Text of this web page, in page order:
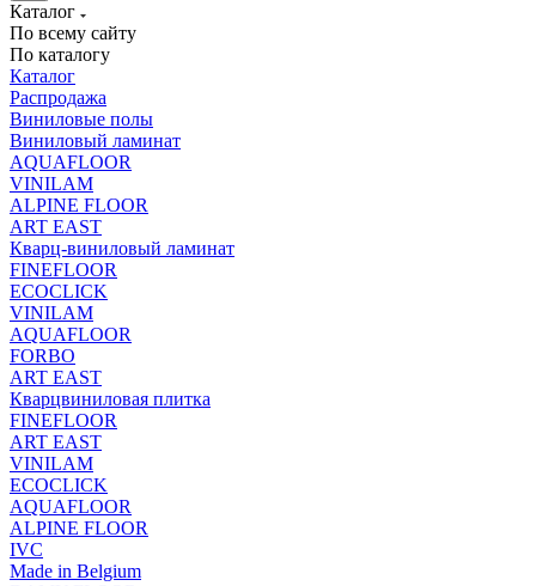
Каталог
По всему сайту
По каталогу
Каталог
Распродажа
Виниловые полы
Виниловый ламинат
AQUAFLOOR
VINILAM
ALPINE FLOOR
ART EAST
Кварц-виниловый ламинат
FINEFLOOR
ECOCLICK
VINILAM
AQUAFLOOR
FORBO
ART EAST
Кварцвиниловая плитка
FINEFLOOR
ART EAST
VINILAM
ECOCLICK
AQUAFLOOR
ALPINE FLOOR
IVC
Made in Belgium